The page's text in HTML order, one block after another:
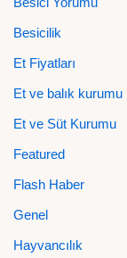
Besicilik
Et Fiyatları
Et ve balık kurumu
Et ve Süt Kurumu
Featured
Flash Haber
Genel
Hayvancılık